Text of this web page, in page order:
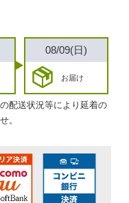
08/09(日)
お届け
配送状況等により延着の
。